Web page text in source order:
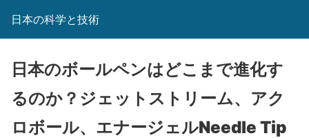
日本の科学と技術
日本のボールペンはどこまで進化す
るのか？ジェットストリーム、アク
ロボール、エナージェルNeedle Tip